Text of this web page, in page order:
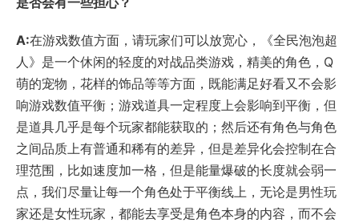
A:在游戏数值方面，请玩家们可以放宽心，《全民泡泡超
人》是一个休闲的轻度的对战品类游戏，精美的角色，Q
萌的宠物，花样的饰品等等方面，既能满足好看又不会影
响游戏数值平衡；游戏道具一定程度上会影响到平衡，但
是道具几乎是每个玩家都能获取的；然后还有角色与角色
之间品质上有普通和稀有的差异，但是差异化会控制在合
理范围，比如速度加一格，但是能量爆破的长度就会弱一
点，我们尽量让每一个角色处于平衡线上，无论是男性玩
家还是女性玩家，都能去享受是角色本身的内容，而不会